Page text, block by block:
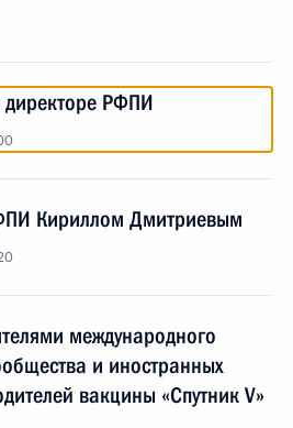
директоре РФПИ
Кириллом Дмитриевым
международного
и иностранных
вакцины «Спутник V»